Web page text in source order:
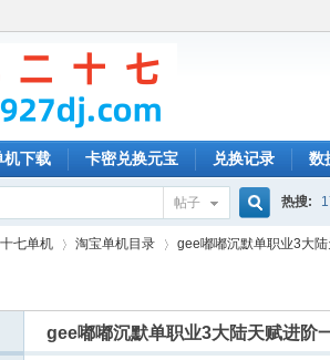
机下载 卡密兑换元宝 兑换记录 数
帖子
搜
索
热搜:
七单机
›
淘宝单机目录
›
gee嘟嘟沉默单职业3大
gee嘟嘟沉默单职业3大陆天赋进阶